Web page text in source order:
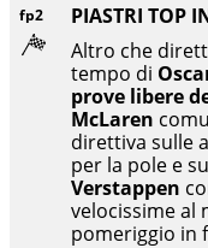
fp2
PIASTRI TOP
Altro che
tempo di
prove libere
McLaren
direttiva sulle
per la pole e
Verstappen
velocissime al
pomeriggio in